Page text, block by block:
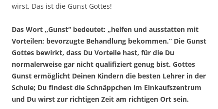
wirst. Das ist die Gunst Gottes!
Das Wort „Gunst“ bedeutet: „helfen und ausstatten mit
Vorteilen; bevorzugte Behandlung bekommen.“ Die Gunst
Gottes bewirkt, dass Du Vorteile hast, für die Du
normalerweise gar nicht qualifiziert genug bist. Gottes
Gunst ermöglicht Deinen Kindern die besten Lehrer in der
Schule; Du findest die Schnäppchen im Einkaufszentrum
und Du wirst zur richtigen Zeit am richtigen Ort sein.